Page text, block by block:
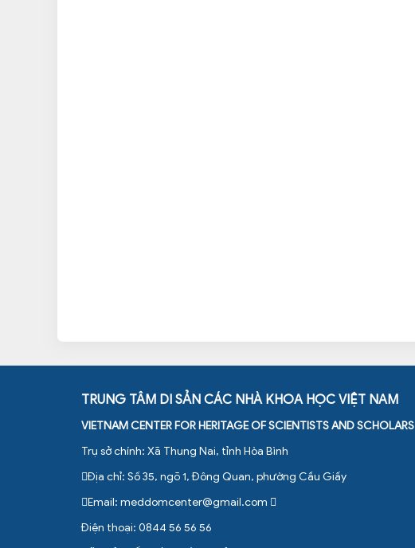
TRUNG TÂM DI SẢN CÁC NHÀ KHOA HỌC VIỆT NAM
VIETNAM CENTER FOR HERITAGE OF SCIENTISTS AND SCHOLARS
Trụ sở chính: Xã Thung Nai, tỉnh Hòa Bình
Địa chỉ: Số 35, ngõ 1, Đông Quan, phường Cầu Giấy
Email: meddomcenter@gmail.com
Điện thoại: 0844 56 56 56